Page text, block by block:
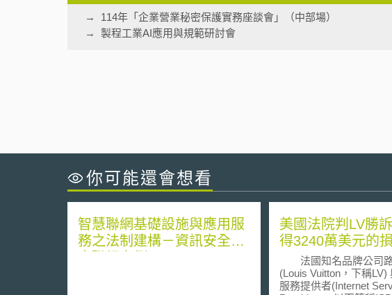
114年「企業營業秘密保護實務座談會」（中部場）
製程工業AI應用與規範研討會
你可能還會想看
智慧聯網基礎設施與應用服
務之法制建構－資訊安全與
美國法院判LV勝
得3240萬美元的
法國知名品牌公司
(Louis Vuitton，下稱LV)
服務提供者(Internet